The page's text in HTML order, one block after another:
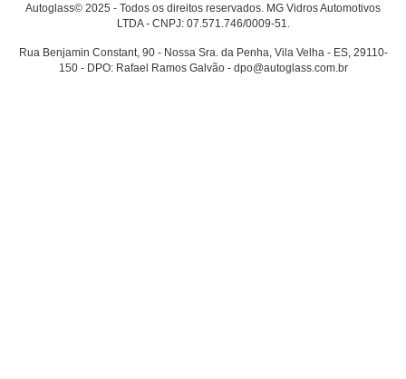
Autoglass© 2025 - Todos os direitos reservados. MG Vidros Automotivos
LTDA - CNPJ: 07.571.746/0009-51.
Rua Benjamin Constant, 90 - Nossa Sra. da Penha, Vila Velha - ES, 29110-
150 - DPO: Rafael Ramos Galvão - dpo@autoglass.com.br